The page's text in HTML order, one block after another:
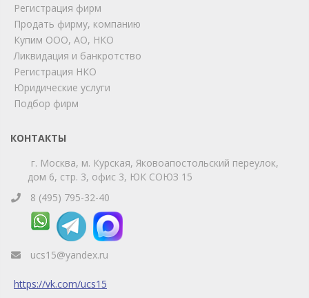
Регистрация фирм
Продать фирму, компанию
Купим ООО, АО, НКО
Ликвидация и банкротство
Регистрация НКО
Юридические услуги
Подбор фирм
КОНТАКТЫ
г. Москва, м. Курская, Яковоапостольский переулок,
дом 6, стр. 3, офис 3, ЮК СОЮЗ 15
8 (495) 795-32-40
ucs15@yandex.ru
https://vk.com/ucs15
Позвоните нам или свяжитесь с нами через любой
удобный мессенджер!
Telegram
Телефон